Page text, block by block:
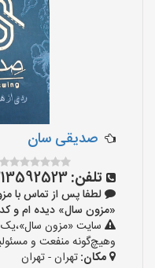
صدیقی سان
تلفن:
لطفا پس از تماس با
«مزون سال» دیده ام و کد «مزون-261»
سایت «مزون
وهیچ‌گونه منفعت و
مکان:تهران - تهران